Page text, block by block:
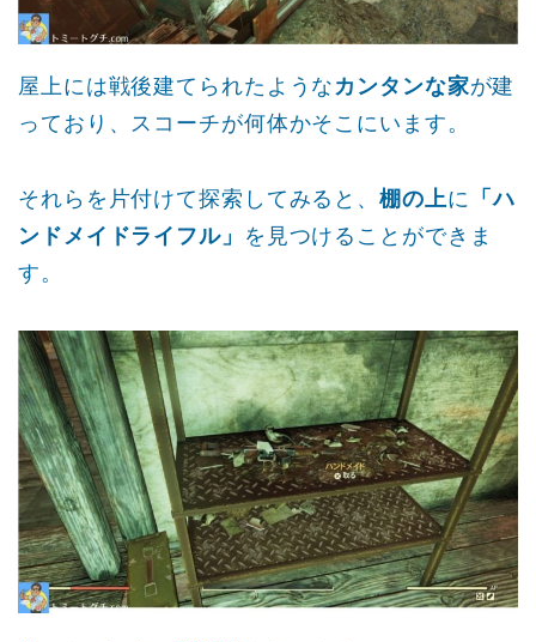
屋上には戦後建てられたような カンタンな家が建
っており、スコーチが何体かそこにいます。
それらを片付けて探索してみると、棚の上に 「ハ
ンドメイドライフル」
を見つけることができま
す。